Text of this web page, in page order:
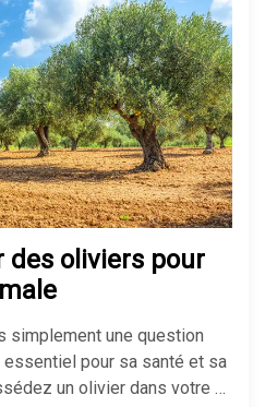
des oliviers pour
simplement une question
essentiel pour sa santé et sa
un olivier dans votre …